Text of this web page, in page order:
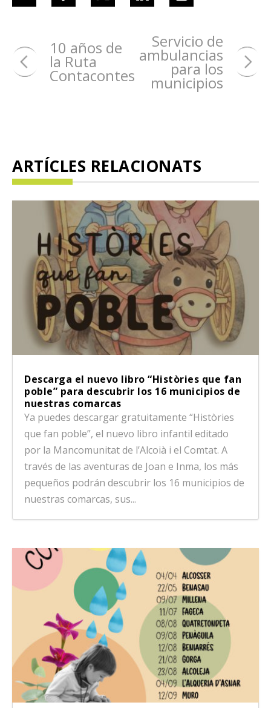
10 años de
la Ruta
Contacontes
Servicio de
ambulancias
para los
municipios
ARTÍCLES RELACIONATS
Descarga el nuevo libro “Històries que fan
poble” para descubrir los 16 municipios de
nuestras comarcas
Ya puedes descargar gratuitamente “Històries
que fan poble”, el nuevo libro infantil editado
por la Mancomunitat de l’Alcoià i el Comtat. A
través de las aventuras de Joan e Inma, los más
pequeños podrán descubrir los 16 municipios de
nuestras comarcas, sus...